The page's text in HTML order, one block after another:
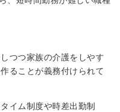
つつ家族の介護をしやす
ることが義務付けられて
イム制度や時差出勤制